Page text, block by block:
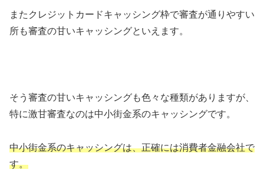
またクレジットカードキャッシング枠で審査が通りやすい
所も審査の甘いキャッシングといえます。
そう審査の甘いキャッシングも色々な種類がありますが、
特に激甘審査なのは中小街金系のキャッシングです。
中小街金系のキャッシングは、正確には消費者金融会社で
す。